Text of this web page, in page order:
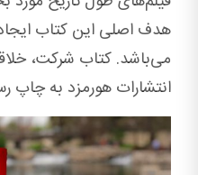
هدف اصلی این کتاب
می‌باشد. کتاب شرکت،
انتشارات هورمزد به چاپ